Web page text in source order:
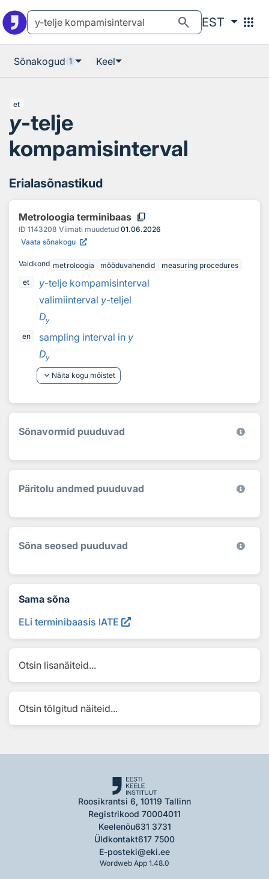
search EST apps
Sõnakogud 1 Keel
et
y-telje
kompamisinterval
Erialasõnastikud
Metroloogia terminibaas content_copy
ID 1143208 Viimati muudetud 01.06.2026
Vaata sõnakogu
Valdkond metroloogia mõõduvahendid
measuring procedures
et
y-telje kompamisinterval
valimiinterval y-teljel
Dy
en sampling interval in y
Dy
keyboard_arrow_down Näita kogu mõistet
Sõnavormid puuduvad
Päritolu andmed puuduvad
Sõna seosed puuduvad
Sama sõna
ELi terminibaasis IATE
Otsin lisanäiteid...
Otsin tõlgitud näiteid...
Roosikrantsi 6, 10119 Tallinn
Registrikood 70004011
Keelenõu631 3731
Üldkontakt617 7500
E-posteki@eki.ee
Wordweb App 1.48.0